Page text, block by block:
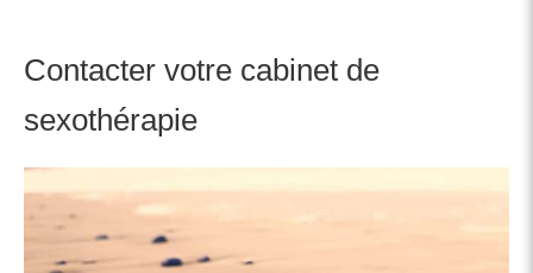
Contacter votre cabinet de
sexothérapie